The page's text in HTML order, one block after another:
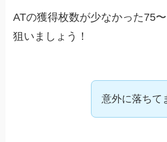
ATの獲得枚数が少なかった75
狙いましょう！
意外に落ちて